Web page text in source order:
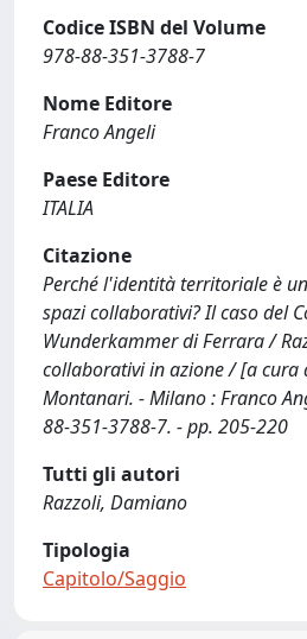
Codice ISBN del Volume
978-88-351-3788-7
Nome Editore
Franco Angeli
Paese Editore
ITALIA
Citazione
Perché l'identità territoriale è
spazi collaborativi? Il caso del
Wunderkammer di Ferrara /
collaborativi in azione / [a cura
Montanari. - Milano : Franco
88-351-3788-7. - pp. 205-220
Tutti gli autori
Razzoli, Damiano
Tipologia
Capitolo/Saggio